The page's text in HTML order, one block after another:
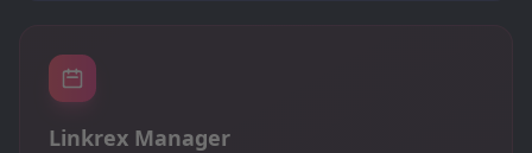
Linkrex Manager